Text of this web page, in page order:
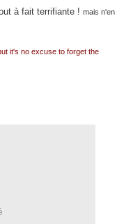
à fait terrifiante ! mais n'en
it's no excuse to forget the